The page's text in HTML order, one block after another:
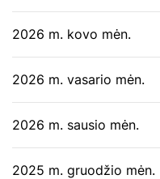
2026 m. kovo mėn.
2026 m. vasario mėn.
2026 m. sausio mėn.
2025 m. gruodžio mėn.